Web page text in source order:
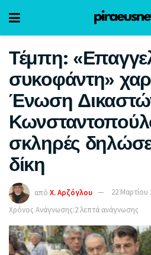
Τέμπη:
συκοφάντη»
Ένωση
σκληρές
δίκη
από Χ. Αρζόγλου
22 Μαρτίου
Χρόνος Ανάγνωσης:2 λεπτά ανάγνωσης